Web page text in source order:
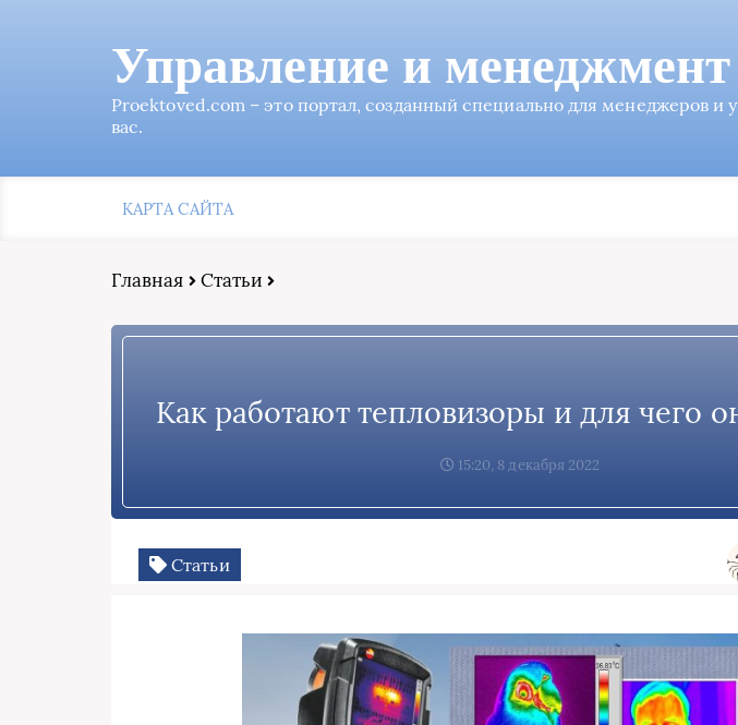
Управление и менеджмент
Proektoved.com – это портал, созданный специально для менеджеров
вас.
КАРТА САЙТА
Главная Статьи
Как работают тепловизоры и для чего
15:20, 8 декабря 2022
Статьи